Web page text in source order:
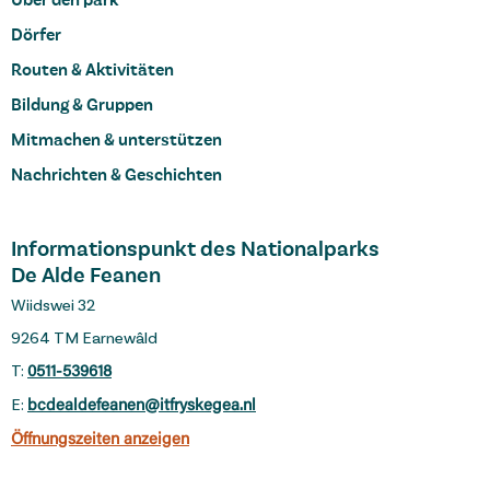
Dörfer
Routen & Aktivitäten
Bildung & Gruppen
Mitmachen & unterstützen
Nachrichten & Geschichten
Informationspunkt des Nationalparks
De Alde Feanen
Wiidswei 32
9264 TM Earnewâld
T: 0511-539618
E: bcdealdefeanen@itfryskegea.nl
Öffnungszeiten anzeigen